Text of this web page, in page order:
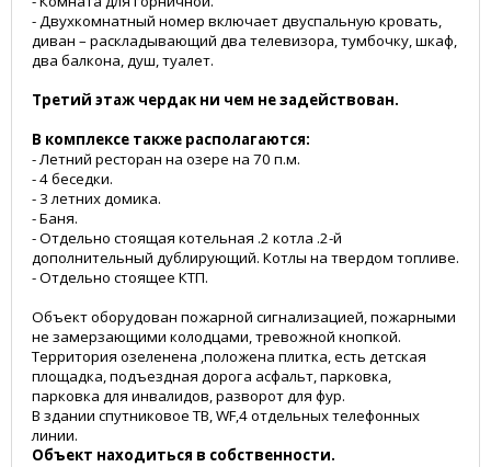
- Двухкомнатный номер включает двуспальную кровать,
диван – раскладывающий два телевизора, тумбочку, шкаф,
два балкона, душ, туалет.
Третий этаж чердак ни чем не задействован.
В комплексе также располагаются:
- Летний ресторан на озере на 70 п.м.
- 4 беседки.
- 3 летних домика.
- Баня.
- Отдельно стоящая котельная .2 котла .2-й
дополнительный дублирующий. Котлы на твердом топливе.
- Отдельно стоящее КТП.
Объект оборудован пожарной сигнализацией, пожарными
не замерзающими колодцами, тревожной кнопкой.
Территория озеленена ,положена плитка, есть детская
площадка, подъездная дорога асфальт, парковка,
парковка для инвалидов, разворот для фур.
В здании спутниковое ТВ, WF,4 отдельных телефонных
линии.
Объект находиться в собственности.